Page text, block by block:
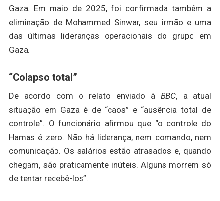
Gaza. Em maio de 2025, foi confirmada também a
eliminação de Mohammed Sinwar, seu irmão e uma
das últimas lideranças operacionais do grupo em
Gaza.
“Colapso total”
De acordo com o relato enviado àBBC, a atual
situação em Gaza é de “caos” e “ausência total de
controle”. O funcionário afirmou que “o controle do
Hamas é zero. Não há liderança, nem comando, nem
comunicação. Os salários estão atrasados e, quando
chegam, são praticamente inúteis. Alguns morrem só
de tentar recebê-los”.